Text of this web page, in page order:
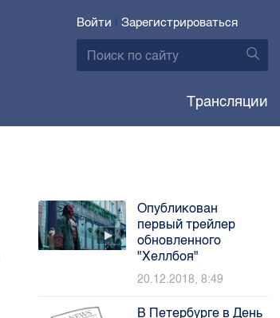
Войти | Зарегистрироваться
Трансляции
Опубликован
первый трейлер
обновленного
"Хеллбоя"
20.12.2018, 8:49
В Петербурге в День